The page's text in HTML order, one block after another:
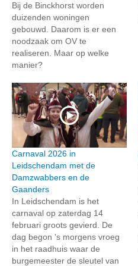
Bij de Binckhorst worden
duizenden woningen
gebouwd. Daarom is er een
noodzaak om OV te
realiseren. Maar op welke
manier?
Carnaval 2026 in
Leidschendam met de
Damzwabbers en de
Gaanders
In Leidschendam is het
carnaval op zaterdag 14
februari groots gevierd. De
dag begon 's morgens vroeg
in het raadhuis waar de
burgemeester de sleutel van